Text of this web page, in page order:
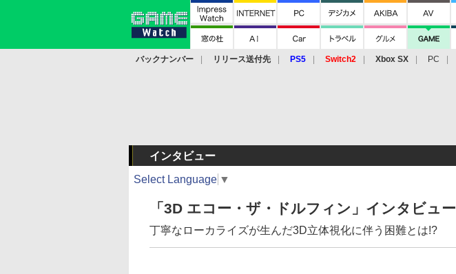
バックナンバー リリース送付先 PS5 Switch2 Xbox SX PC
インタビュー
Select Language ▼
「3D エコー・ザ・ドルフィン」インタビュー
丁寧なローカライズが生んだ3D立体視化に伴う困難とは!?